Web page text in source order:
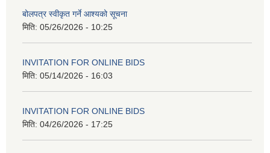
बोलपत्र स्वीकृत गर्ने आश्यको सूचना
मिति: 05/26/2026 - 10:25
INVITATION FOR ONLINE BIDS
मिति: 05/14/2026 - 16:03
INVITATION FOR ONLINE BIDS
मिति: 04/26/2026 - 17:25